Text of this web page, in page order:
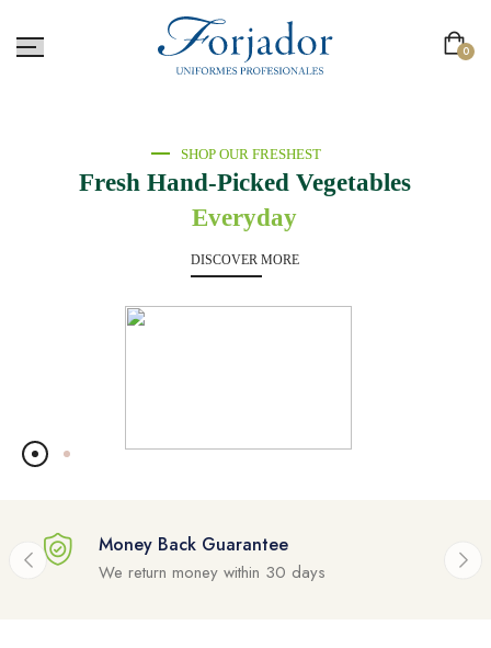
0
SHOP OUR FRESHEST
Everyday
Fresh Hand-Picked Vegetables
DISCOVER MORE
Money Back Guarantee
We return money within 30 days